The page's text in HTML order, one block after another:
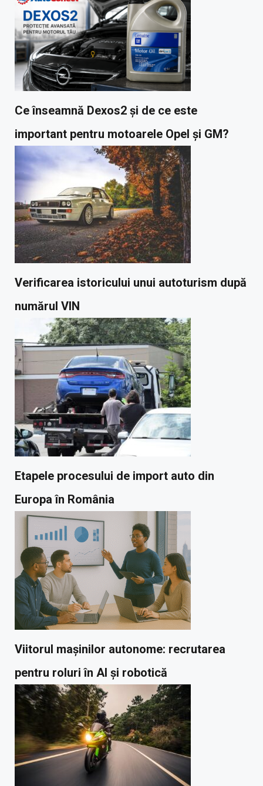
Ce înseamnă Dexos2 și de ce este
important pentru motoarele Opel și GM?
Verificarea istoricului unui autoturism după
numărul VIN
Etapele procesului de import auto din
Europa în România
Viitorul mașinilor autonome: recrutarea
pentru roluri în AI și robotică